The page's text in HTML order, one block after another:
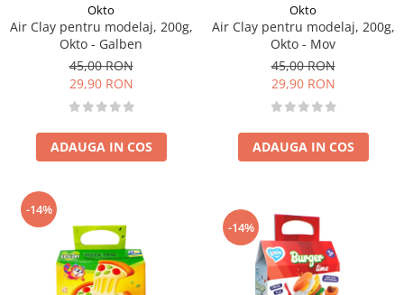
Okto
Air Clay pentru modelaj, 200g,
Okto - Galben
45,00 RON
29,90 RON
ADAUGA IN COS
Okto
Air Clay pentru modelaj, 200g,
Okto - Mov
45,00 RON
29,90 RON
ADAUGA IN COS
-14%
-14%